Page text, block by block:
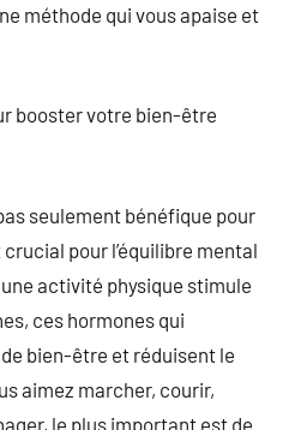
méthode qui vous apaise et
booster votre bien-être
seulement bénéfique pour
pour l’équilibre mental
activité physique stimule
ces hormones qui
bien-être et réduisent le
aimez marcher, courir,
le plus important est de